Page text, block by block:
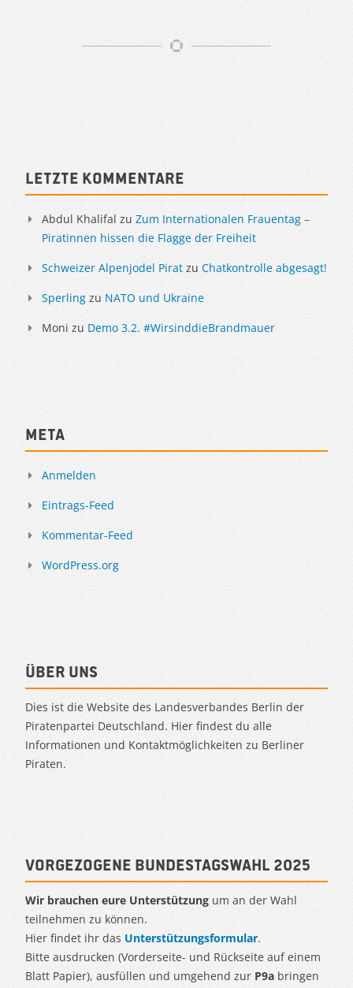
Sidebar
Letzte Kommentare
Abdul Khalifal zu Zum Internationalen Frauentag –
Piratinnen hissen die Flagge der Freiheit
Schweizer Alpenjodel Pirat zu Chatkontrolle abgesagt!
Sperling zu NATO und Ukraine
Moni zu Demo 3.2. #WirsinddieBrandmauer
Meta
Anmelden
Eintrags-Feed
Kommentar-Feed
WordPress.org
Über uns
Dies ist die Website des Landesverbandes Berlin der
Piratenpartei Deutschland. Hier findest du alle
Informationen und Kontaktmöglichkeiten zu Berliner
Piraten.
Vorgezogene Bundestagswahl 2025
Wir brauchen eure Unterstützung um an der Wahl
teilnehmen zu können.
Hier findet ihr das Unterstützungsformular.
Bitte ausdrucken (Vorderseite- und Rückseite auf einem
Blatt Papier), ausfüllen und umgehend zur P9a bringen